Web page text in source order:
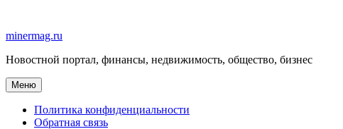
содержимому
minermag.ru
Новостной портал, финансы, недвижимость, общество, бизнес
Меню
Политика конфиденциальности
Обратная связь